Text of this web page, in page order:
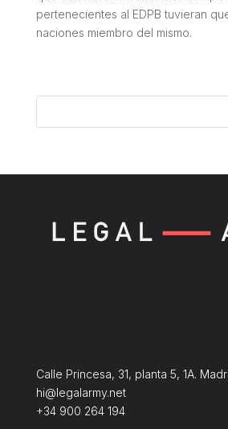
pertenecientes al EDPB tuvieran
naciones miembro del mismo.
Calle Princesa, 31, planta 5, 1A.
hi@legalarmy.net
+34 900 264 194